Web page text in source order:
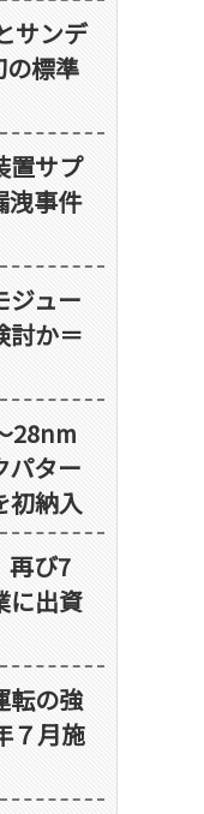
サンデ
の標準
置サプ
洩事件
ジュー
討か＝
28nm
パター
初納入
再び7
に出資
転の強
７月施